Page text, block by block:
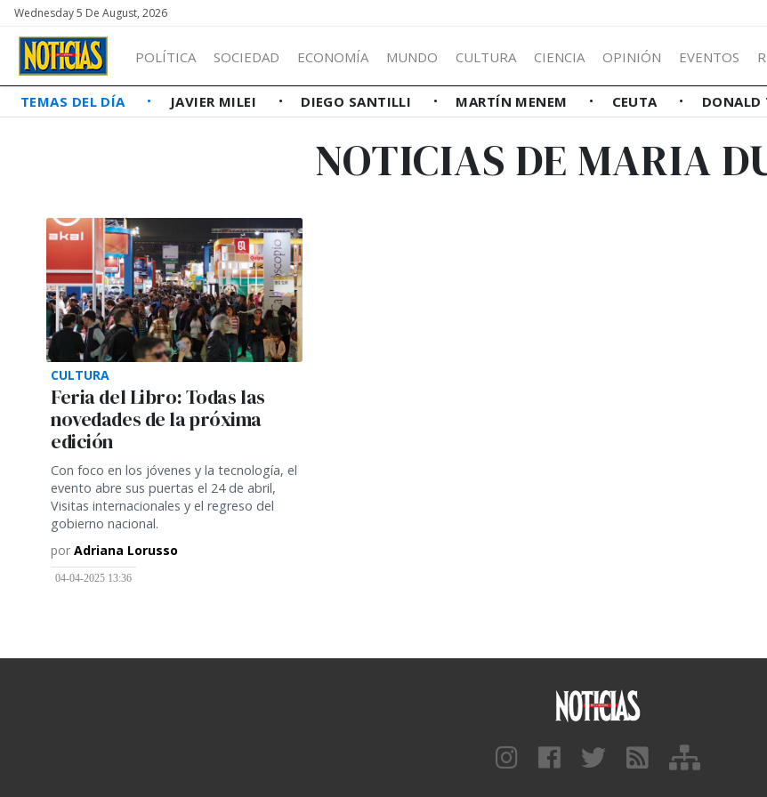
Wednesday 5 De August, 2026
POLÍTICA SOCIEDAD ECONOMÍA MUNDO CULTURA CIENCIA OPINIÓN EVENTOS
TEMAS DEL DÍA JAVIER MILEI DIEGO SANTILLI MARTÍN MENEM CEUTA DONALD
NOTICIAS DE MARIA
CULTURA
Feria del Libro: Todas las
novedades de la próxima
edición
Con foco en los jóvenes y la tecnología, el
evento abre sus puertas el 24 de abril,
Visitas internacionales y el regreso del
gobierno nacional.
por Adriana Lorusso
04-04-2025 13:36